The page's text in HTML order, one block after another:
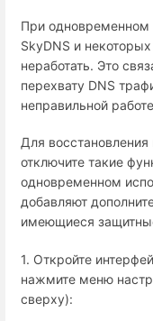
При одновременном
SkyDNS и
неработать. Это
перехвату DNS
неправильной
Для
отключите такие
одновременном
добавляют
имеющиеся
1. Откройте
нажмите меню
сверху):